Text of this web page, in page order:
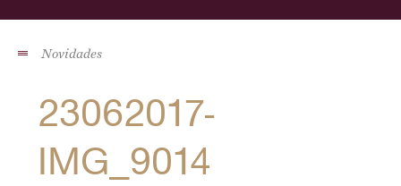
Novidades
23062017-
IMG_9014